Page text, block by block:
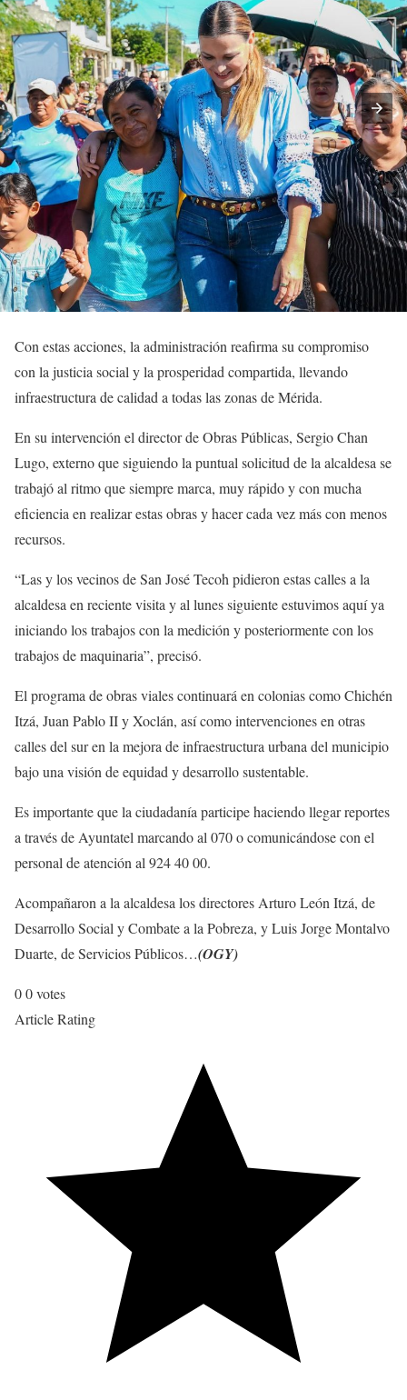
Con estas acciones, la administración reafirma su compromiso
con la justicia social y la prosperidad compartida, llevando
infraestructura de calidad a todas las zonas de Mérida.
En su intervención el director de Obras Públicas, Sergio Chan
Lugo, externo que siguiendo la puntual solicitud de la alcaldesa se
trabajó al ritmo que siempre marca, muy rápido y con mucha
eficiencia en realizar estas obras y hacer cada vez más con menos
recursos.
“Las y los vecinos de San José Tecoh pidieron estas calles a la
alcaldesa en reciente visita y al lunes siguiente estuvimos aquí ya
iniciando los trabajos con la medición y posteriormente con los
trabajos de maquinaria”, precisó.
El programa de obras viales continuará en colonias como Chichén
Itzá, Juan Pablo II y Xoclán, así como intervenciones en otras
calles del sur en la mejora de infraestructura urbana del municipio
bajo una visión de equidad y desarrollo sustentable.
Es importante que la ciudadanía participe haciendo llegar reportes
a través de Ayuntatel marcando al 070 o comunicándose con el
personal de atención al 924 40 00.
Acompañaron a la alcaldesa los directores Arturo León Itzá, de
Desarrollo Social y Combate a la Pobreza, y Luis Jorge Montalvo
Duarte, de Servicios Públicos…(OGY)
00votes
Article Rating